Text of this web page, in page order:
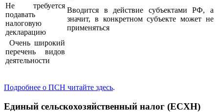
Не требуется
подавать
налоговую
декларацию
Вводится в действие субъектами РФ, а
значит, в конкретном субъекте может не
применяться
Очень широкий
перечень видов
деятельности
Подробнее о ПСН читайте здесь.
Единый сельскохозяйственный налог (ЕСХН)